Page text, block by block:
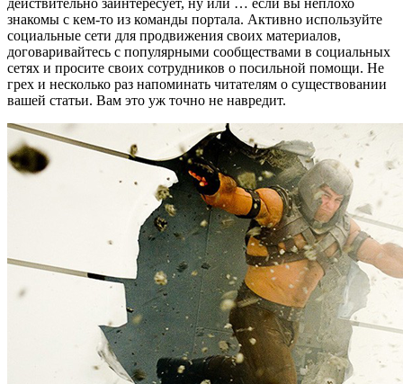
действительно заинтересует, ну или … если вы неплохо
знакомы с кем-то из команды портала. Активно используйте
социальные сети для продвижения своих материалов,
договаривайтесь с популярными сообществами в социальных
сетях и просите своих сотрудников о посильной помощи. Не
грех и несколько раз напоминать читателям о существовании
вашей статьи. Вам это уж точно не навредит.